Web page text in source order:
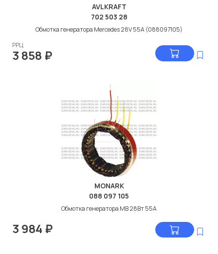
AVLKRAFT
702 503 28
Обмотка генератора Мercedes 28V 55А (088097105)
РРЦ
3 858 ₽
MONARK
088 097 105
Обмотка генератора МВ 28Вт 55А
3 984 ₽